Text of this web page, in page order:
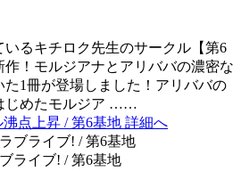
るキチロク先生のサークル【第6
！モルジアナとアリババの濃密な
1冊が登場しました！アリババの
じめたモルジア ……
点上昇 / 第6基地 詳細へ
ライブ! / 第6基地